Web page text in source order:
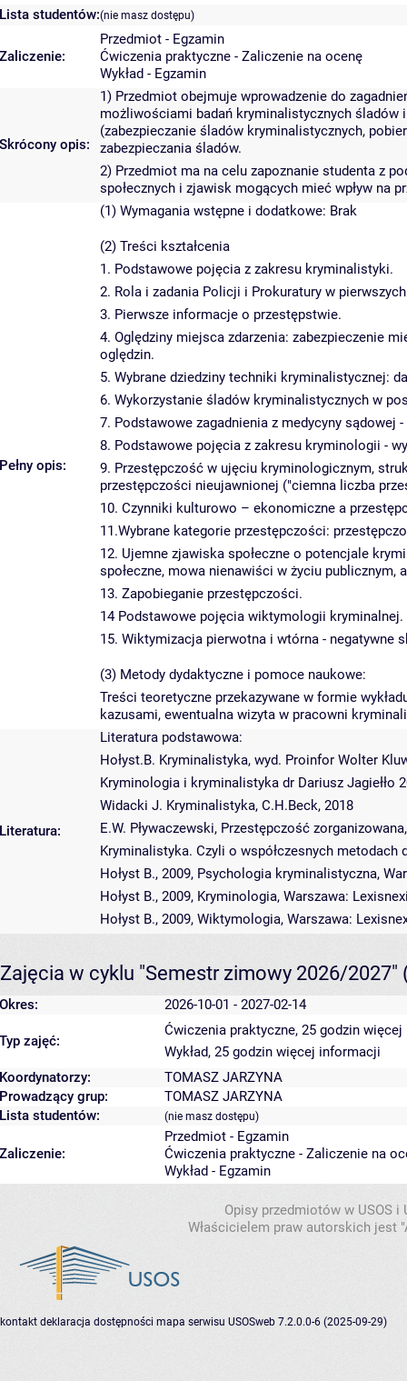
Lista studentów:(nie masz dostępu)
Zaliczenie:
Przedmiot - Egzamin
Ćwiczenia praktyczne - Zaliczenie na ocenę
Wykład - Egzamin
Skrócony opis:
1) Przedmiot obejmuje wprowadzenie do
możliwościami badań kryminalistycznych
(zabezpieczanie śladów kryminalistycznych,
zabezpieczania śladów.
2) Przedmiot ma na celu zapoznanie studenta z
społecznych i zjawisk mogących mieć wpływ na
Pełny opis:
(1) Wymagania wstępne i dodatkowe: Brak
(2) Treści kształcenia
1. Podstawowe pojęcia z zakresu kryminalistyki.
2. Rola i zadania Policji i Prokuratury w
3. Pierwsze informacje o przestępstwie.
4. Oględziny miejsca zdarzenia: zabezpieczenie
oględzin.
5. Wybrane dziedziny techniki kryminalistycznej:
6. Wykorzystanie śladów kryminalistycznych w
7. Podstawowe zagadnienia z medycyny sądowej
8. Podstawowe pojęcia z zakresu kryminologii -
9. Przestępczość w ujęciu kryminologicznym,
przestępczości nieujawnionej ("ciemna liczba
10. Czynniki kulturowo – ekonomiczne a
11.Wybrane kategorie przestępczości:
12. Ujemne zjawiska społeczne o potencjale
społeczne, mowa nienawiści w życiu
13. Zapobieganie przestępczości.
14 Podstawowe pojęcia wiktymologii kryminalnej.
15. Wiktymizacja pierwotna i wtórna - negatywne
(3) Metody dydaktyczne i pomoce naukowe:
Treści teoretyczne przekazywane w formie
kazusami, ewentualna wizyta w pracowni
Literatura:
Literatura podstawowa:
Hołyst.B. Kryminalistyka, wyd. Proinfor Wolter
Kryminologia i kryminalistyka dr Dariusz Jagiełło
Widacki J. Kryminalistyka, C.H.Beck, 2018
E.W. Pływaczewski, Przestępczość
Kryminalistyka. Czyli o współczesnych
Hołyst B., 2009, Psychologia kryminalistyczna,
Hołyst B., 2009, Kryminologia, Warszawa:
Hołyst B., 2009, Wiktymologia, Warszawa:
Zajęcia w cyklu "Semestr zimowy 2026/2027"
Okres: 2026-10-01 - 2027-02-14
Typ zajęć:
Ćwiczenia praktyczne, 25 godzin więcej
Wykład, 25 godzin więcej informacji
Koordynatorzy:
TOMASZ JARZYNA
Prowadzący grup:
TOMASZ JARZYNA
Lista studentów:
(nie masz dostępu)
Zaliczenie:
Przedmiot - Egzamin
Ćwiczenia praktyczne - Zaliczenie na
Wykład - Egzamin
Opisy przedmiotów w USOS
Właścicielem praw autorskich jest
kontakt deklaracja dostępności mapa serwisu USOSweb 7.2.0.0-6 (2025-09-29)